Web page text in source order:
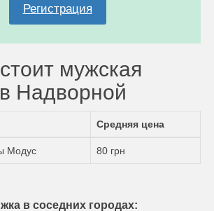
Регистрация
мужская
Надворной
Средняя цена
Модус 80 грн
в соседних городах: